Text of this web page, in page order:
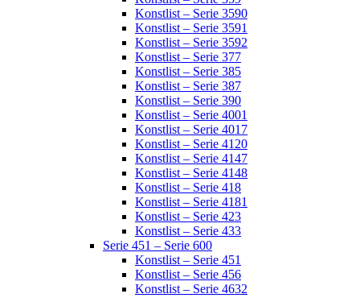
Konstlist – Serie 3590
Konstlist – Serie 3591
Konstlist – Serie 3592
Konstlist – Serie 377
Konstlist – Serie 385
Konstlist – Serie 387
Konstlist – Serie 390
Konstlist – Serie 4001
Konstlist – Serie 4017
Konstlist – Serie 4120
Konstlist – Serie 4147
Konstlist – Serie 4148
Konstlist – Serie 418
Konstlist – Serie 4181
Konstlist – Serie 423
Konstlist – Serie 433
Serie 451 – Serie 600
Konstlist – Serie 451
Konstlist – Serie 456
Konstlist – Serie 4632